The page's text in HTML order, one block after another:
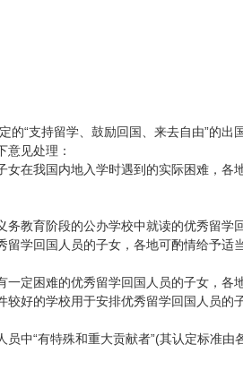
的“支持留学、鼓励回国、来去自由”的
意见处理：
女在我国内地入学时遇到的实际困难，各
教育阶段的公办学校中就读的优秀留学
留学回国人员的子女，各地可酌情给予适
一定困难的优秀留学回国人员的子女，各
较好的学校用于安排优秀留学回国人员的
员中“有特殊和重大贡献者”(其认定标准